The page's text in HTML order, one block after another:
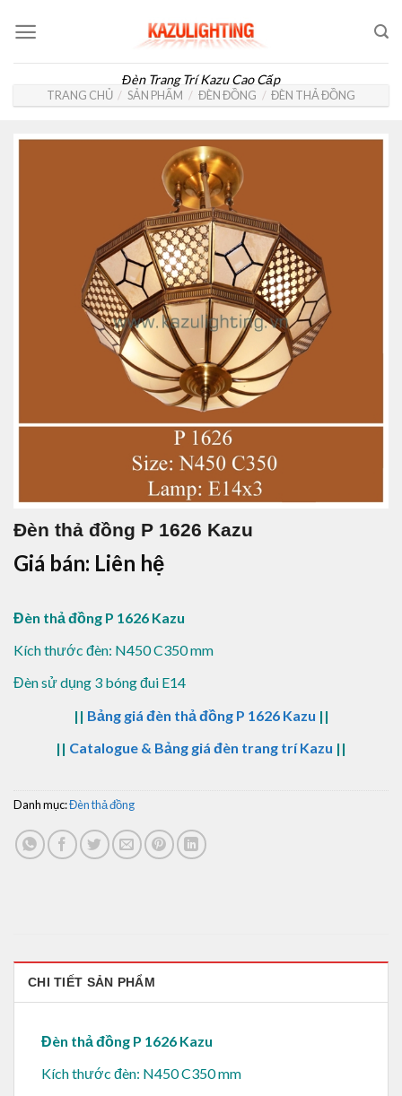
Đèn Trang Trí Kazu Cao Cấp
TRANG CHỦ / SẢN PHẨM / ĐÈN ĐỒNG / ĐÈN THẢ ĐỒNG
Đèn thả đồng P 1626 Kazu
Giá bán: Liên hệ
Đèn thả đồng P 1626 Kazu
Kích thước đèn: N450 C350 mm
Đèn sử dụng 3 bóng đui E14
|| Bảng giá đèn thả đồng P 1626 Kazu ||
|| Catalogue & Bảng giá đèn trang trí Kazu ||
Danh mục:Đèn thả đồng
CHI TIẾT SẢN PHẨM
Đèn thả đồng P 1626 Kazu
Kích thước đèn: N450 C350 mm